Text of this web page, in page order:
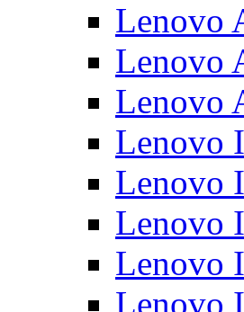
Lenovo
Lenovo
Lenovo
Lenovo
Lenovo
Lenovo
Lenovo
Lenovo